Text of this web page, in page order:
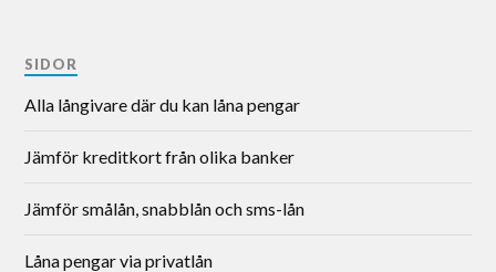
SIDOR
Alla långivare där du kan låna pengar
Jämför kreditkort från olika banker
Jämför smålån, snabblån och sms-lån
Låna pengar via privatlån